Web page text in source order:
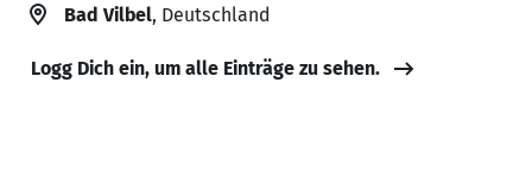
Bad Vilbel, Deutschland
Logg Dich ein, um alle Einträge zu sehen.